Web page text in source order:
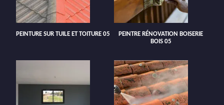
PEINTURE SUR TUILE ET TOITURE 05
PEINTRE RÉNOVATION BOISERIE
BOIS 05